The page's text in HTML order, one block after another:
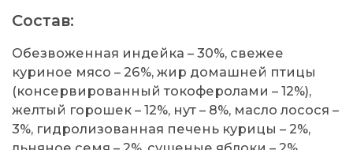
Состав:
Обезвоженная индейка – 30%, свежее
куриное мясо – 26%, жир домашней птицы
(консервированный токоферолами – 12%),
желтый горошек – 12%, нут – 8%, масло лосося –
3%, гидролизованная печень курицы – 2%,